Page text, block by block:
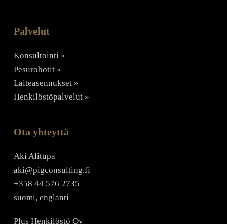
Palvelut
Konsultointi »
Pesurobotit ­»
Laiteasennukset »
Henkilöstöpalvelut »
Ota yhteyttä
Aki Alitupa
aki@pigconsulting.fi
+358 44 576 2735
suomi, englanti
Plus Henkilöstö Oy